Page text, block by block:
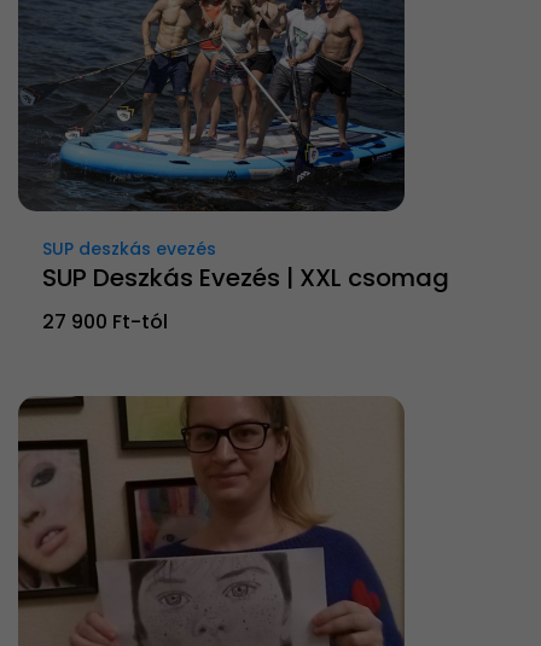
SUP deszkás evezés
SUP Deszkás Evezés | XXL csomag
27 900 Ft-tól